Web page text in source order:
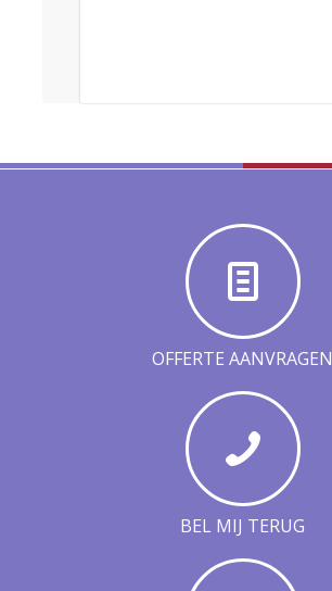
OFFERTE AANVRAGEN
BEL MIJ TERUG